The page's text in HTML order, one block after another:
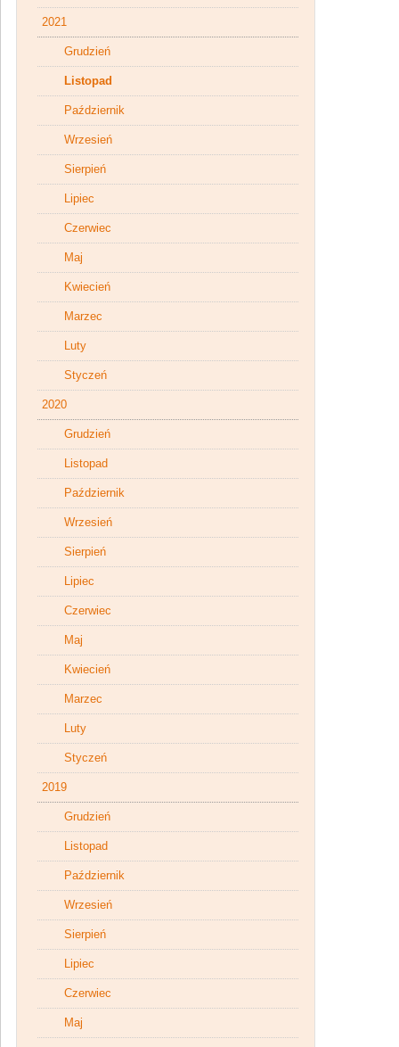
2021
Grudzień
Listopad
Październik
Wrzesień
Sierpień
Lipiec
Czerwiec
Maj
Kwiecień
Marzec
Luty
Styczeń
2020
Grudzień
Listopad
Październik
Wrzesień
Sierpień
Lipiec
Czerwiec
Maj
Kwiecień
Marzec
Luty
Styczeń
2019
Grudzień
Listopad
Październik
Wrzesień
Sierpień
Lipiec
Czerwiec
Maj